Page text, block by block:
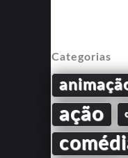
Categorias
ação